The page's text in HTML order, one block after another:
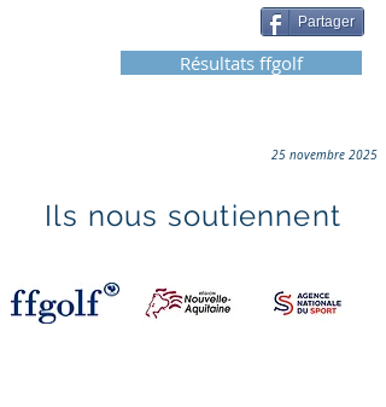
Partager
Résultats ffgolf
25 novembre 2025
Ils nous soutiennent